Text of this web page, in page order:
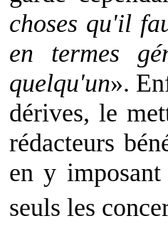
choses qu'il
en termes
quelqu'un».
dérives, le
rédacteurs
en y
seuls les